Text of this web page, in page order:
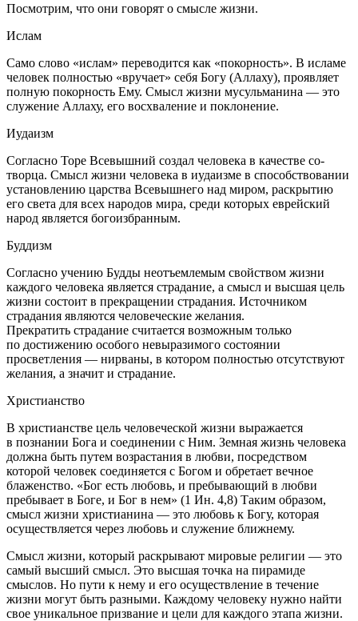
Посмотрим, что они говорят о смысле жизни.
Ислам
Само слово «ислам» переводится как «покорность». В исламе
человек полностью «вручает» себя Богу (Аллаху), проявляет
полную покорность Ему. Смысл жизни мусульманина — это
служение Аллаху, его восхваление и поклонение.
Иудаизм
Согласно Торе Всевышний создал человека в качестве со-
творца. Смысл жизни человека в иудаизме в способствовании
установлению царства Всевышнего над миром, раскрытию
его света для всех народов мира, среди которых еврейский
народ является богоизбранным.
Буддизм
Согласно учению Будды неотъемлемым свойством жизни
каждого человека является страдание, а смысл и высшая цель
жизни состоит в прекращении страдания. Источником
страдания являются человеческие желания.
Прекратить страдание считается возможным только
по достижению особого невыразимого состоянии
просветления — нирваны, в котором полностью отсутствуют
желания, а значит и страдание.
Христианство
В христианстве цель человеческой жизни выражается
в познании Бога и соединении с Ним. Земная жизнь человека
должна быть путем возрастания в любви, посредством
которой человек соединяется с Богом и обретает вечное
блаженство. «Бог есть любовь, и пребывающий в любви
пребывает в Боге, и Бог в нем» (1 Ин. 4,8) Таким образом,
смысл жизни христианина — это любовь к Богу, которая
осуществляется через любовь и служение ближнему.
Смысл жизни, который раскрывают мировые религии — это
самый высший смысл. Это высшая точка на пирамиде
смыслов. Но пути к нему и его осуществление в течение
жизни могут быть разными. Каждому человеку нужно найти
свое уникальное призвание и цели для каждого этапа жизни.